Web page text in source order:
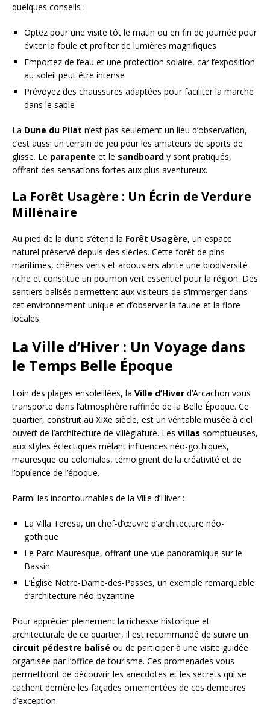
quelques conseils :
Optez pour une visite tôt le matin ou en fin de journée pour
éviter la foule et profiter de lumières magnifiques
Emportez de l’eau et une protection solaire, car l’exposition
au soleil peut être intense
Prévoyez des chaussures adaptées pour faciliter la marche
dans le sable
La Dune du Pilat n’est pas seulement un lieu d’observation,
c’est aussi un terrain de jeu pour les amateurs de sports de
glisse. Le parapente et le sandboard y sont pratiqués,
offrant des sensations fortes aux plus aventureux.
La Forêt Usagère : Un Écrin de Verdure
Millénaire
Au pied de la dune s’étend la Forêt Usagère, un espace
naturel préservé depuis des siècles. Cette forêt de pins
maritimes, chênes verts et arbousiers abrite une biodiversité
riche et constitue un poumon vert essentiel pour la région. Des
sentiers balisés permettent aux visiteurs de s’immerger dans
cet environnement unique et d’observer la faune et la flore
locales.
La Ville d’Hiver : Un Voyage dans
le Temps Belle Époque
Loin des plages ensoleillées, la Ville d’Hiver d’Arcachon vous
transporte dans l’atmosphère raffinée de la Belle Époque. Ce
quartier, construit au XIXe siècle, est un véritable musée à ciel
ouvert de l’architecture de villégiature. Les villas somptueuses,
aux styles éclectiques mêlant influences néo-gothiques,
mauresque ou coloniales, témoignent de la créativité et de
l’opulence de l’époque.
Parmi les incontournables de la Ville d’Hiver :
La Villa Teresa, un chef-d’œuvre d’architecture néo-
gothique
Le Parc Mauresque, offrant une vue panoramique sur le
Bassin
L’Église Notre-Dame-des-Passes, un exemple remarquable
d’architecture néo-byzantine
Pour apprécier pleinement la richesse historique et
architecturale de ce quartier, il est recommandé de suivre un
circuit pédestre balisé ou de participer à une visite guidée
organisée par l’office de tourisme. Ces promenades vous
permettront de découvrir les anecdotes et les secrets qui se
cachent derrière les façades ornementées de ces demeures
d’exception.